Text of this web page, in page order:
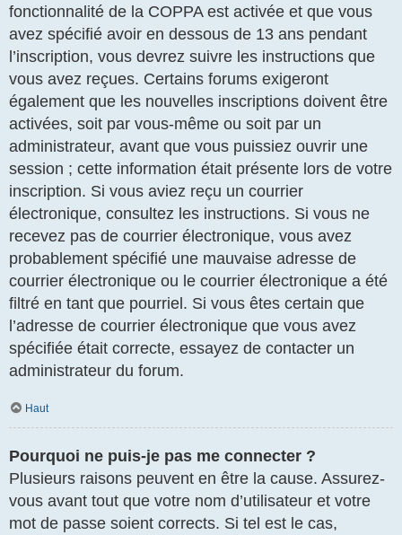
fonctionnalité de la COPPA est activée et que vous
avez spécifié avoir en dessous de 13 ans pendant
l’inscription, vous devrez suivre les instructions que
vous avez reçues. Certains forums exigeront
également que les nouvelles inscriptions doivent être
activées, soit par vous-même ou soit par un
administrateur, avant que vous puissiez ouvrir une
session ; cette information était présente lors de votre
inscription. Si vous aviez reçu un courrier
électronique, consultez les instructions. Si vous ne
recevez pas de courrier électronique, vous avez
probablement spécifié une mauvaise adresse de
courrier électronique ou le courrier électronique a été
filtré en tant que pourriel. Si vous êtes certain que
l’adresse de courrier électronique que vous avez
spécifiée était correcte, essayez de contacter un
administrateur du forum.
Haut
Pourquoi ne puis-je pas me connecter ?
Plusieurs raisons peuvent en être la cause. Assurez-
vous avant tout que votre nom d’utilisateur et votre
mot de passe soient corrects. Si tel est le cas,